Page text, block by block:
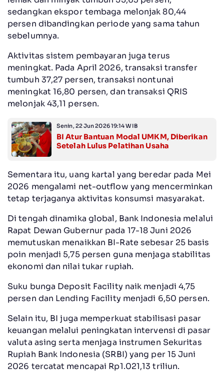
sedangkan ekspor tembaga melonjak 80,44
persen dibandingkan periode yang sama tahun
sebelumnya.
Aktivitas sistem pembayaran juga terus
meningkat. Pada April 2026, transaksi transfer
tumbuh 37,27 persen, transaksi nontunai
meningkat 16,80 persen, dan transaksi QRIS
melonjak 43,11 persen.
Senin, 22 Jun 2026 19:14 WIB
BI Atur Bantuan Modal UMKM, Diberikan
Setelah Lulus Pelatihan Usaha
Sementara itu, uang kartal yang beredar pada Mei
2026 mengalami net-outflow yang mencerminkan
tetap terjaganya aktivitas konsumsi masyarakat.
Di tengah dinamika global, Bank Indonesia melalui
Rapat Dewan Gubernur pada 17-18 Juni 2026
memutuskan menaikkan BI-Rate sebesar 25 basis
poin menjadi 5,75 persen guna menjaga stabilitas
ekonomi dan nilai tukar rupiah.
Suku bunga Deposit Facility naik menjadi 4,75
persen dan Lending Facility menjadi 6,50 persen.
Selain itu, BI juga memperkuat stabilisasi pasar
keuangan melalui peningkatan intervensi di pasar
valuta asing serta menjaga instrumen Sekuritas
Rupiah Bank Indonesia (SRBI) yang per 15 Juni
2026 tercatat mencapai Rp1.021,13 triliun.